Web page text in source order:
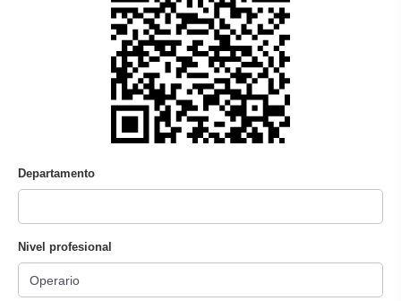
Departamento
Nivel profesional